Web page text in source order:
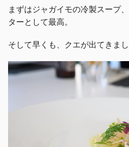
まずはジャガイモの冷製スープ
ターとして最高。
そして早くも、クエが出てきまし